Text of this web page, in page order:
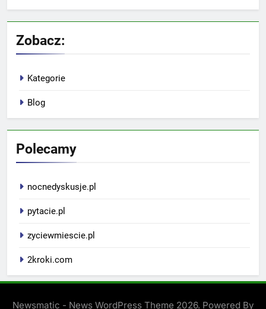
Zobacz:
Kategorie
Blog
Polecamy
nocnedyskusje.pl
pytacie.pl
zyciewmiescie.pl
2kroki.com
Newsmatic - News WordPress Theme 2026. Powered By